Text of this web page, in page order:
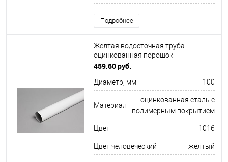
Подробнее
Желтая водосточная труба
оцинкованная порошок
ф100х1250мм RAL 1016
459.60 руб.
Диаметр, мм 100
Материал
оцинкованная сталь с
полимерным покрытием
Цвет 1016
Цвет человеческий желтый